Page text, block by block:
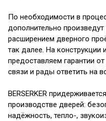
По необходимости в
дополнительно
расширением дверного
так далее. На
предоставляем гарантии
связи и рады ответить на
BERSERKER
производстве дверей:
надёжность, тепло-,